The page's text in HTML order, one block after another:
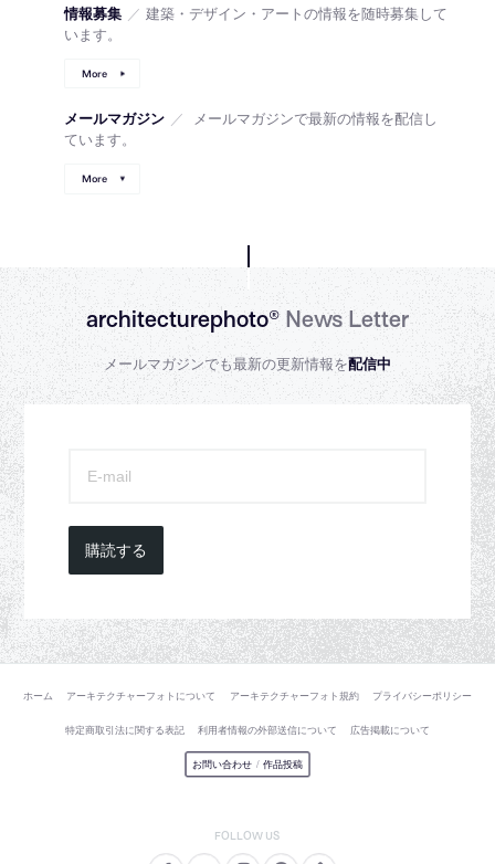
情報募集 ／ 建築・デザイン・アートの情報を随時募集して
います。
More
メールマガジン ／
メールマガジンで最新の情報を配信し
ています。
More
architecturephoto®News Letter
メールマガジンでも最新の更新情報を配信中
購読する
ホーム アーキテクチャーフォトについて アーキテクチャーフォト規約 プライバシーポリシー
特定商取引法に関する表記 利用者情報の外部送信について 広告掲載について
お問い合わせ / 作品投稿